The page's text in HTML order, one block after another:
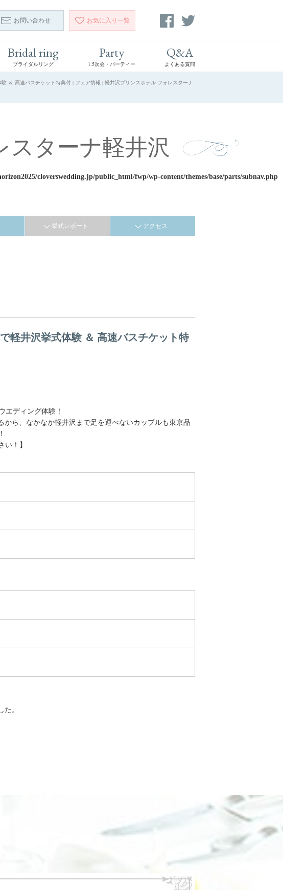
お問い合わせ お気に入り 一覧
Bridal ring
ブライダルリング
Party
1.5次会・パーティー
Q&A
よくある質問
＆ 高速バスチケット特典付 | フェア情報 | 軽井沢プリンスホテル フォレスターナ
スターナ軽井沢
cloverswedding.jp/public_html/fwp/wp-content/themes/base/parts/subnav.php
挙式レポート アクセス
軽井沢挙式体験 ＆ 高速バスチケット特
エディング体験！
から、なかなか軽井沢まで足を運べないカップルも東京品
い！】
。